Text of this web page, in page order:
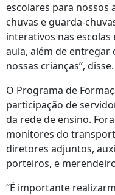
escolares para nossos
chuvas e guarda-
interativos nas escolas
aula, além de
nossas crianças”, disse.
O Programa de
participação de
da rede de ensino.
monitores do
diretores adjuntos,
porteiros, e
“É importante